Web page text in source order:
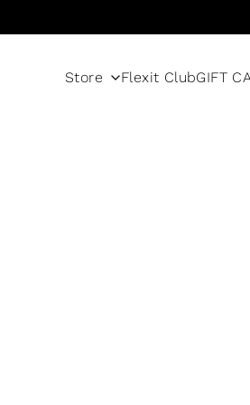
Store Flexit ClubGIFT